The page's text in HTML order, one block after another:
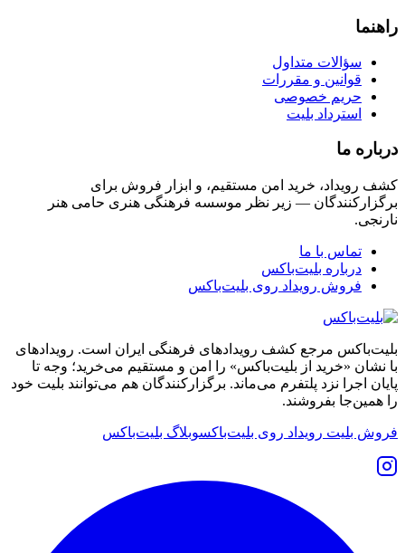
راهنما
سؤالات متداول
قوانین و مقررات
حریم خصوصی
استرداد بلیت
درباره ما
کشف رویداد، خرید امن مستقیم، و ابزار فروش برای
برگزارکنندگان — زیر نظر موسسه فرهنگی هنری حامی هنر
نارنجی.
تماس با ما
درباره بلیت‌باکس
فروش رویداد روی بلیت‌باکس
بلیت‌باکس مرجع کشف رویدادهای فرهنگی ایران است. رویدادهای
با نشان «خرید از بلیت‌باکس» را امن و مستقیم می‌خرید؛ وجه تا
پایان اجرا نزد پلتفرم می‌ماند. برگزارکنندگان هم می‌توانند بلیت خود
را همین‌جا بفروشند.
فروش بلیت رویداد روی بلیت‌باکسوبلاگ بلیت‌باکس